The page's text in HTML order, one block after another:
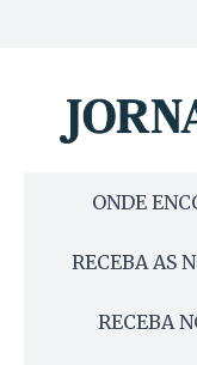
ONDE
RECEBA AS
RECEBA